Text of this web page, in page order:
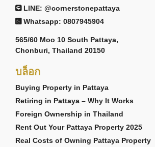
LINE: @cornerstonepattaya
Whatsapp: 0807945904
565/60 Moo 10 South Pattaya,
Chonburi, Thailand 20150
บล็อก
Buying Property in Pattaya
Retiring in Pattaya – Why It Works
Foreign Ownership in Thailand
Rent Out Your Pattaya Property 2025
Real Costs of Owning Pattaya Property